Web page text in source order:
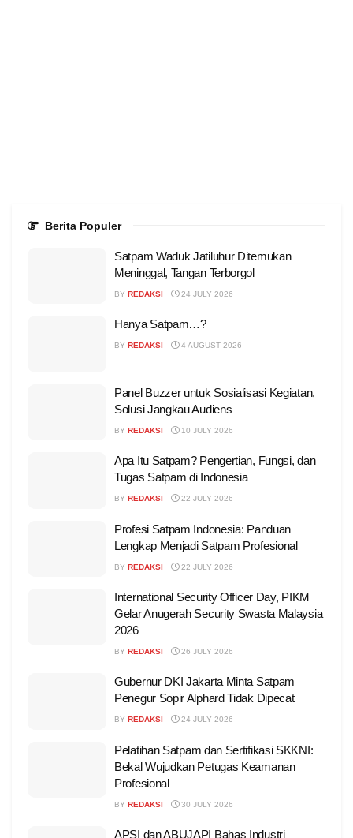
Berita Populer
Satpam Waduk Jatiluhur Ditemukan
Meninggal, Tangan Terborgol
BY REDAKSI 24 JULY 2026
Hanya Satpam…?
BY REDAKSI 4 AUGUST 2026
Panel Buzzer untuk Sosialisasi Kegiatan,
Solusi Jangkau Audiens
BY REDAKSI 10 JULY 2026
Apa Itu Satpam? Pengertian, Fungsi, dan
Tugas Satpam di Indonesia
BY REDAKSI 22 JULY 2026
Profesi Satpam Indonesia: Panduan
Lengkap Menjadi Satpam Profesional
BY REDAKSI 22 JULY 2026
International Security Officer Day, PIKM
Gelar Anugerah Security Swasta Malaysia
2026
BY REDAKSI 26 JULY 2026
Gubernur DKI Jakarta Minta Satpam
Penegur Sopir Alphard Tidak Dipecat
BY REDAKSI 24 JULY 2026
Pelatihan Satpam dan Sertifikasi SKKNI:
Bekal Wujudkan Petugas Keamanan
Profesional
BY REDAKSI 30 JULY 2026
APSI dan ABUJAPI Bahas Industri